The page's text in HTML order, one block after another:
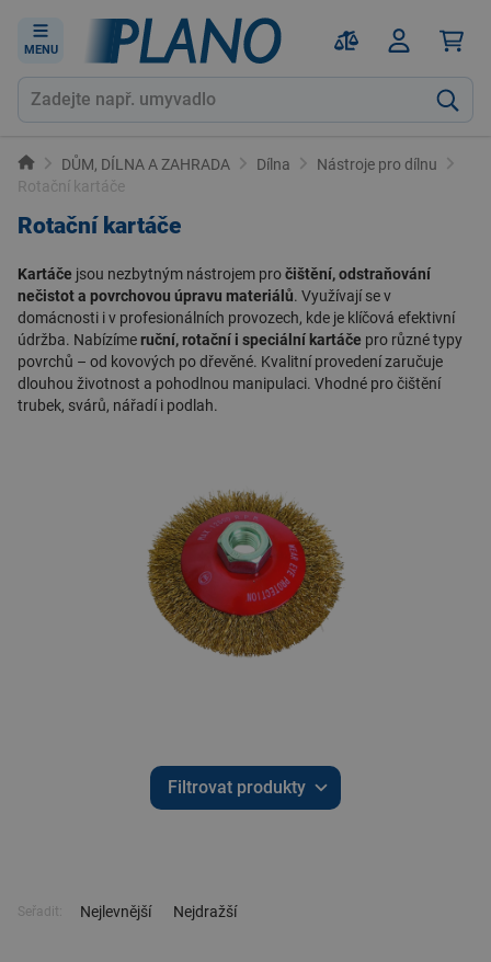
MENU
DŮM, DÍLNA A ZAHRADA Dílna
Nástroje pro dílnu
Rotační kartáče
Rotační kartáče
Kartáče jsou nezbytným nástrojem pročištění, odstraňování
nečistot a povrchovou úpravu materiálů. Využívají se v
domácnosti i v profesionálních provozech, kde je klíčová efektivní
údržba. Nabízímeruční, rotační i speciální kartáče pro různé typy
povrchů – od kovových po dřevěné. Kvalitní provedení zaručuje
dlouhou životnost a pohodlnou manipulaci. Vhodné pro čištění
trubek, svárů, nářadí i podlah.
Filtrovat produkty
Seřadit: Nejlevnější Nejdražší